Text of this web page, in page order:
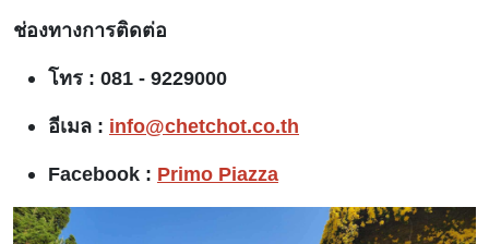
ช่องทางการติดต่อ
โทร : 081 - 9229000
อีเมล : info@chetchot.co.th
Facebook : Primo Piazza